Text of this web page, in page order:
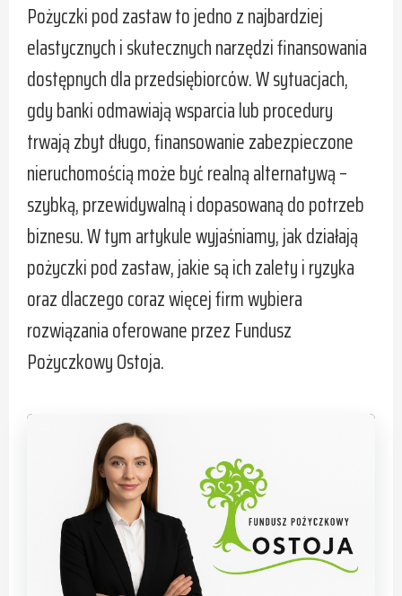
Pożyczki pod zastaw to jedno z najbardziej
elastycznych i skutecznych narzędzi finansowania
dostępnych dla przedsiębiorców. W sytuacjach,
gdy banki odmawiają wsparcia lub procedury
trwają zbyt długo, finansowanie zabezpieczone
nieruchomością może być realną alternatywą –
szybką, przewidywalną i dopasowaną do potrzeb
biznesu. W tym artykule wyjaśniamy, jak działają
pożyczki pod zastaw, jakie są ich zalety i ryzyka
oraz dlaczego coraz więcej firm wybiera
rozwiązania oferowane przez Fundusz
Pożyczkowy Ostoja.